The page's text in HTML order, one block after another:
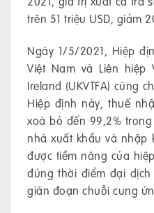
trên 51 triệu USD, giảm
Ngày 1/5/2021, Hiệp
Việt Nam và Liên hiệp
Ireland (UKVTFA) cũng
Hiệp định này, thuế
xoá bỏ đến 99,2%
nhà xuất khẩu và nhập
được tiềm năng của
đúng thời điểm đại
gián đoạn chuỗi cung